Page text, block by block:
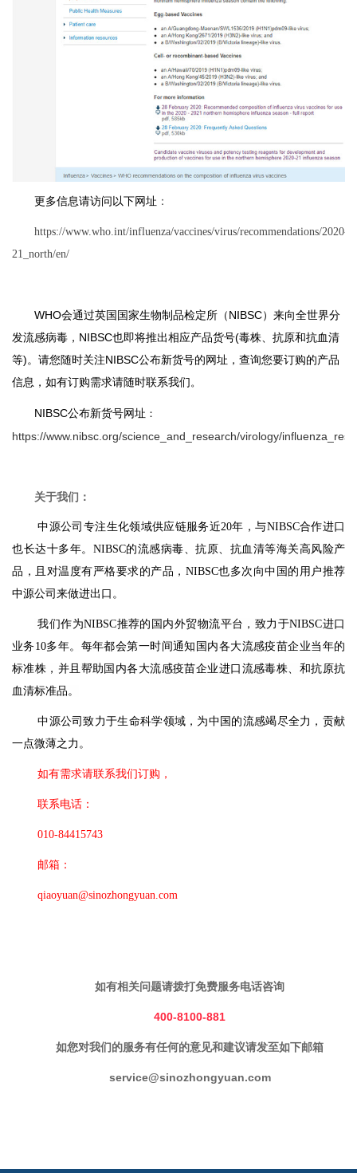
更多信息请访问以下网址 ：
https://www.who.int/influenza/vaccines/virus/recommendations/2020-
21_north/en/
WHO会通过英国国家生物制品检定所（NIBSC）来向全世界分
发流感病毒， NIBSC也即将推出相应产品货号(毒株、抗原和抗血清
等)。 请您随时关注NIBSC公布新货号的网址，查询您要订购的产品
信息，如有订购需求请随时联系我们。
NIBSC公布新货号网址 ：
https://www.nibsc.org/science_and_research/virology/
关于我们：
中源公司专注生化领域供应链服务近20年，与NIBSC合作进口
也长达十多年。NIBSC的流感病毒、抗原、抗血清等海关高风险产
品，且对温度有严格要求的产品，NIBSC也多次向中国的用户推荐
中源公司来做进出口。
我们作为NIBSC推荐的国内外贸物流平台，致力于NIBSC进口
业务10多年。每年都会第一时间通知国内各大流感疫苗企业当年的
标准株，并且帮助国内各大流感疫苗企业进口流感毒株、和抗原抗
血清标准品。
中源公司致力于生命科学领域，为中国的流感竭尽全力，贡献
一点微薄之力。
如有需求请联系我们订购，
联系电话：
010-84415743
邮箱：
qiaoyuan@sinozhongyuan.com
如有相关问题请拨打免费服务电话咨询
400-8100-881
如您对我们的服务有任何的意见和建议请发至如下邮箱
service@sinozhongyuan.com